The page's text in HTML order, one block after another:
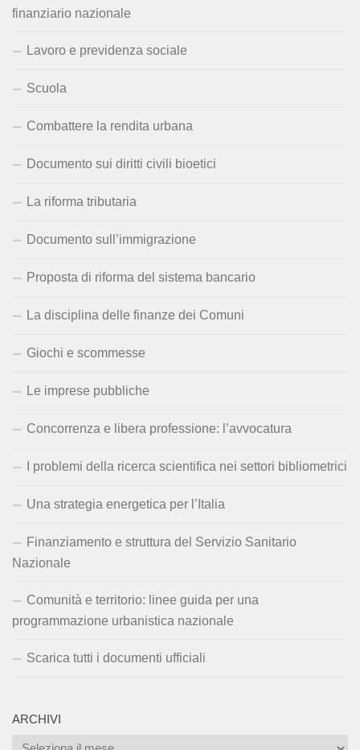
finanziario nazionale
Lavoro e previdenza sociale
Scuola
Combattere la rendita urbana
Documento sui diritti civili bioetici
La riforma tributaria
Documento sull’immigrazione
Proposta di riforma del sistema bancario
La disciplina delle finanze dei Comuni
Giochi e scommesse
Le imprese pubbliche
Concorrenza e libera professione: l’avvocatura
I problemi della ricerca scientifica nei settori bibliometrici
Una strategia energetica per l’Italia
Finanziamento e struttura del Servizio Sanitario
Nazionale
Comunità e territorio: linee guida per una
programmazione urbanistica nazionale
Scarica tutti i documenti ufficiali
ARCHIVI
Archivi